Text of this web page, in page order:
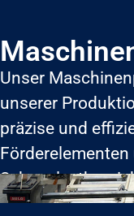
Unser
unserer
präzise und